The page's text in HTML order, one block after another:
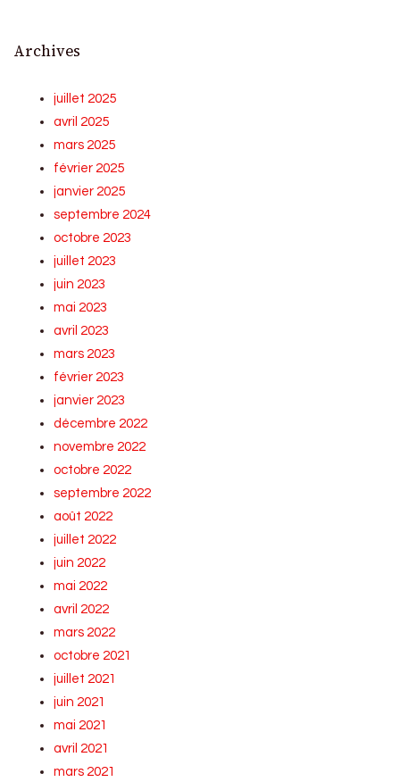
Archives
juillet 2025
avril 2025
mars 2025
février 2025
janvier 2025
septembre 2024
octobre 2023
juillet 2023
juin 2023
mai 2023
avril 2023
mars 2023
février 2023
janvier 2023
décembre 2022
novembre 2022
octobre 2022
septembre 2022
août 2022
juillet 2022
juin 2022
mai 2022
avril 2022
mars 2022
octobre 2021
juillet 2021
juin 2021
mai 2021
avril 2021
mars 2021